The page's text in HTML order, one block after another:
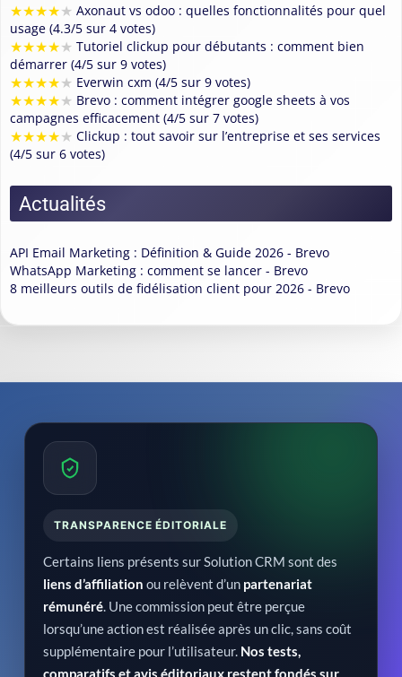
★★★★★ Axonaut vs odoo : quelles fonctionnalités pour quel
usage (4.3/5 sur 4 votes)
★★★★★ Tutoriel clickup pour débutants : comment bien
démarrer (4/5 sur 9 votes)
★★★★★ Everwin cxm (4/5 sur 9 votes)
★★★★★ Brevo : comment intégrer google sheets à vos
campagnes efficacement (4/5 sur 7 votes)
★★★★★ Clickup : tout savoir sur l’entreprise et ses services
(4/5 sur 6 votes)
Actualités
API Email Marketing : Définition & Guide 2026 - Brevo
WhatsApp Marketing : comment se lancer - Brevo
8 meilleurs outils de fidélisation client pour 2026 - Brevo
TRANSPARENCE ÉDITORIALE
Certains liens présents sur Solution CRM sont des
liens d’affiliation ou relèvent d’un partenariat
rémunéré. Une commission peut être perçue
lorsqu’une action est réalisée après un clic, sans coût
supplémentaire pour l’utilisateur. Nos tests,
comparatifs et avis éditoriaux restent fondés sur